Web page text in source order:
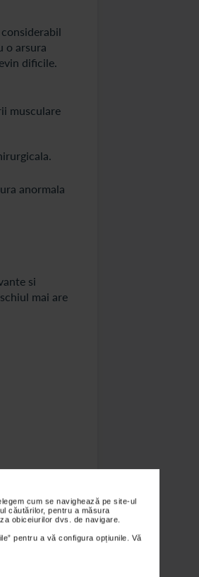
cum se navighează pe site-ul
căutărilor, pentru a măsura
obiceiurilor dvs. de navigare.
pentru a vă configura opțiunile. Vă
o arsura
dificile.
musculare
anormala
si
mai are